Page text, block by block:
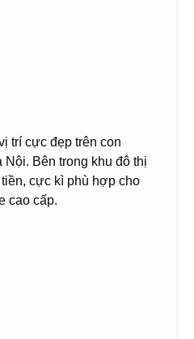
trí cực đẹp trên con
Bên trong khu đô thị
cực kì phù hợp cho
cao cấp.